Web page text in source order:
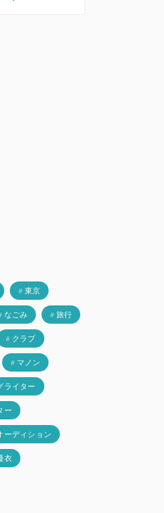
# 東京
なごみ # 旅行
# クラブ
# マノン
ライター
ー
ーディション
衣